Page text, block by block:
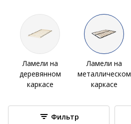
Ламели на
деревянном
каркасе
Ламели на
металлическом
каркасе
Фильтр